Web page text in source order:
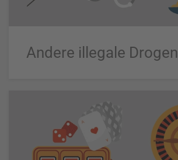
Andere illegale Drogen